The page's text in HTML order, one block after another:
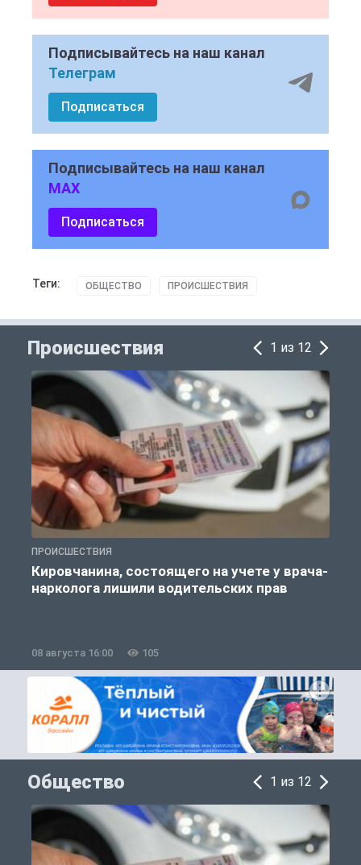
Подписывайтесь на наш канал
Телеграм
Подписаться
Подписывайтесь на наш канал
MAX
Подписаться
Теги: ОБЩЕСТВО ПРОИСШЕСТВИЯ
Происшествия 1 из 12
ПРОИСШЕСТВИЯ
Кировчанина, состоящего на учете у врача-
нарколога лишили водительских прав
08 августа 16:00 105
Общество 1 из 12